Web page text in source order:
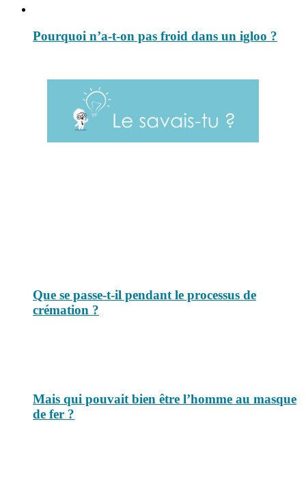
Pourquoi n’a-t-on pas froid dans un igloo ?
Que se passe-t-il pendant le processus de
crémation ?
Mais qui pouvait bien être l’homme au masque
de fer ?